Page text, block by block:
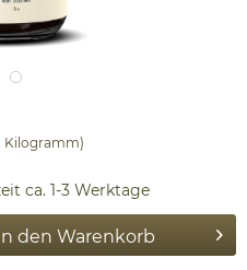
Kilogramm)
ca. 1-3 Werktage
den Warenkorb